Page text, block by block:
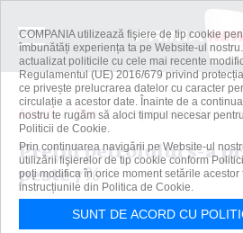
Acasă Știri Preţul petrolului s-a
Preţul petrolului s-a
peste 7%
Primanews | 3 apr 2025
COMPANIA utilizează fişiere de tip cookie
îmbunătăți experiența ta pe Website-ul
actualizat politicile cu cele mai recente
Regulamentul (UE) 2016/679 privind
ce privește prelucrarea datelor cu caracter
circulație a acestor date. Înainte de a
nostru te rugăm să aloci timpul necesar
Politicii de Cookie.
Prin continuarea navigării pe Website-ul
utilizării fişierelor de tip cookie conform
poți modifica în orice moment setările acestor
instrucțiunile din Politica de Cookie.
SUNT DE ACORD CU